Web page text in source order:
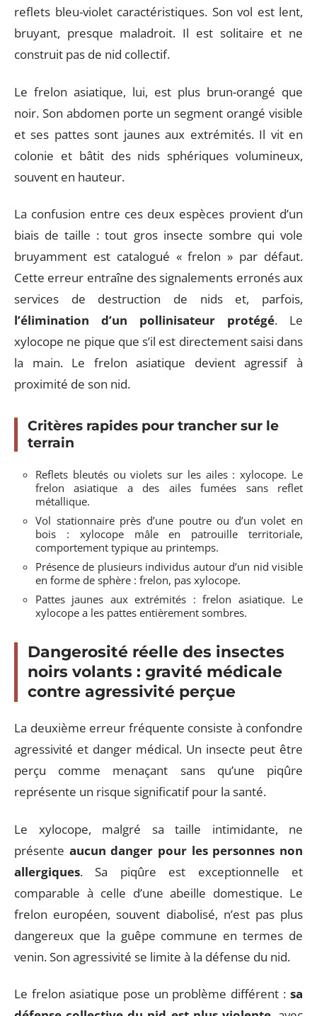
reflets bleu-violet caractéristiques. Son vol est lent,
bruyant, presque maladroit. Il est solitaire et ne
construit pas de nid collectif.
Le frelon asiatique, lui, est plus brun-orangé que
noir. Son abdomen porte un segment orangé visible
et ses pattes sont jaunes aux extrémités. Il vit en
colonie et bâtit des nids sphériques volumineux,
souvent en hauteur.
La confusion entre ces deux espèces provient d’un
biais de taille : tout gros insecte sombre qui vole
bruyamment est catalogué « frelon » par défaut.
Cette erreur entraîne des signalements erronés aux
services de destruction de nids et, parfois,
l’élimination d’un pollinisateur protégé. Le
xylocope ne pique que s’il est directement saisi dans
la main. Le frelon asiatique devient agressif à
proximité de son nid.
Critères rapides pour trancher sur le
terrain
Reflets bleutés ou violets sur les ailes : xylocope. Le
frelon asiatique a des ailes fumées sans reflet
métallique.
Vol stationnaire près d’une poutre ou d’un volet en
bois : xylocope mâle en patrouille territoriale,
comportement typique au printemps.
Présence de plusieurs individus autour d’un nid visible
en forme de sphère : frelon, pas xylocope.
Pattes jaunes aux extrémités : frelon asiatique. Le
xylocope a les pattes entièrement sombres.
Dangerosité réelle des insectes
noirs volants : gravité médicale
contre agressivité perçue
La deuxième erreur fréquente consiste à confondre
agressivité et danger médical. Un insecte peut être
perçu comme menaçant sans qu’une piqûre
représente un risque significatif pour la santé.
Le xylocope, malgré sa taille intimidante, ne
présente aucun danger pour les personnes non
allergiques. Sa piqûre est exceptionnelle et
comparable à celle d’une abeille domestique. Le
frelon européen, souvent diabolisé, n’est pas plus
dangereux que la guêpe commune en termes de
venin. Son agressivité se limite à la défense du nid.
Le frelon asiatique pose un problème différent : sa